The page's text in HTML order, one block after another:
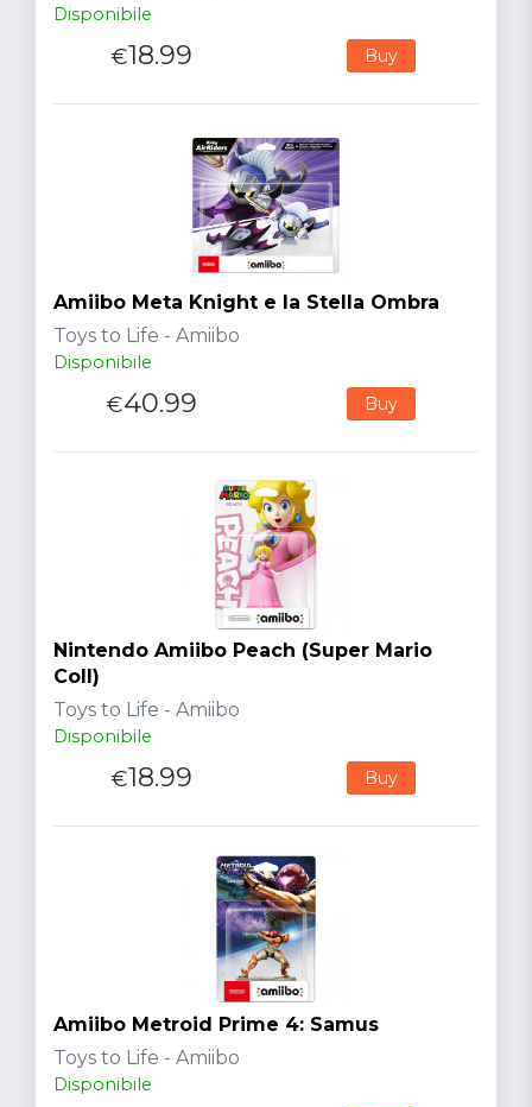
Disponibile
€18.99 Buy
Amiibo Meta Knight e la Stella Ombra
Toys to Life - Amiibo
Disponibile
€40.99 Buy
Nintendo Amiibo Peach (Super Mario
Coll)
Toys to Life - Amiibo
Disponibile
€18.99 Buy
Amiibo Metroid Prime 4: Samus
Toys to Life - Amiibo
Disponibile